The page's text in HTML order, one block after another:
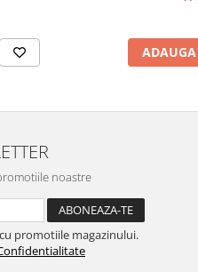
noastre
promotiile magazinului.